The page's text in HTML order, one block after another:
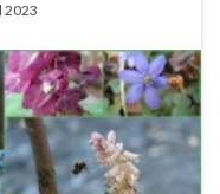
2023